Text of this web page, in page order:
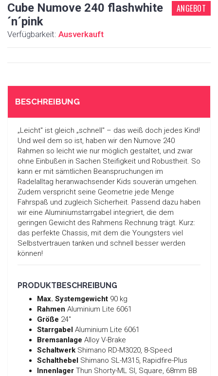
Cube Numove 240 flashwhite
´n´pink
ANGEBOT
Verfügbarkeit: Ausverkauft
BESCHREIBUNG
„Leicht" ist gleich „schnell" – das weiß doch jedes Kind!
Und weil dem so ist, haben wir den Numove 240
Rahmen so leicht wie nur möglich gestaltet, und zwar
ohne Einbußen in Sachen Steifigkeit und Robustheit. So
kann er mit sämtlichen Beanspruchungen im
Radelalltag heranwachsender Kids souverän umgehen.
Zudem verspricht seine Geometrie jede Menge
Fahrspaß und zugleich Sicherheit. Passend dazu haben
wir eine Aluminiumstarrgabel integriert, die dem
geringen Gewicht des Rahmens Rechnung trägt. Kurz:
das perfekte Chassis, mit dem die Youngsters viel
Selbstvertrauen tanken und schnell besser werden
können!
PRODUKTBESCHREIBUNG
Max. Systemgewicht 90 kg
Rahmen Aluminium Lite 6061
Größe 24"
Starrgabel Aluminium Lite 6061
Bremsanlage Alloy V-Brake
Schaltwerk Shimano RD-M3020, 8-Speed
Schalthebel Shimano SL-M315, Rapidfire-Plus
Innenlager Thun Shorty-ML Sl, Square, 68mm BB